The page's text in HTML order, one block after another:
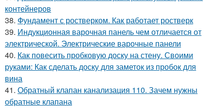
контейнеров
38. Фундамент с ростверком. Как работает ростверк
39. Индукционная варочная панель чем отличается от
электрической. Электрические варочные панели
40. Как повесить пробковую доску на стену. Своими
руками: Как сделать доску для заметок из пробок для
вина
41. Обратный клапан канализация 110. Зачем нужны
обратные клапана